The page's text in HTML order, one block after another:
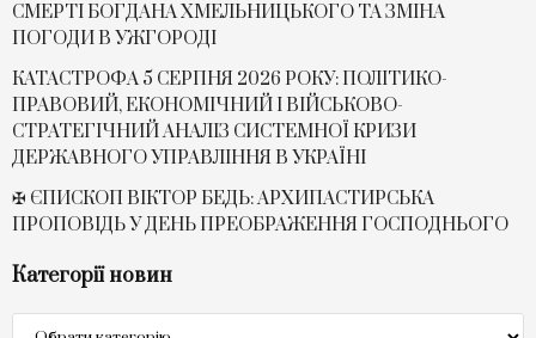
СМЕРТІ БОГДАНА ХМЕЛЬНИЦЬКОГО ТА ЗМІНА
ПОГОДИ В УЖГОРОДІ
КАТАСТРОФА 5 СЕРПНЯ 2026 РОКУ: ПОЛІТИКО-
ПРАВОВИЙ, ЕКОНОМІЧНИЙ І ВІЙСЬКОВО-
СТРАТЕГІЧНИЙ АНАЛІЗ СИСТЕМНОЇ КРИЗИ
ДЕРЖАВНОГО УПРАВЛІННЯ В УКРАЇНІ
✠ ЄПИСКОП ВІКТОР БЕДЬ: АРХИПАСТИРСЬКА
ПРОПОВІДЬ У ДЕНЬ ПРЕОБРАЖЕННЯ ГОСПОДНЬОГО
Категорії новин